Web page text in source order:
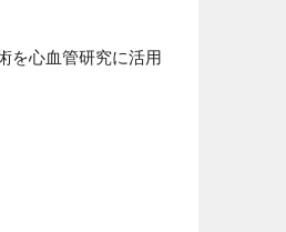
を心血管研究に活用